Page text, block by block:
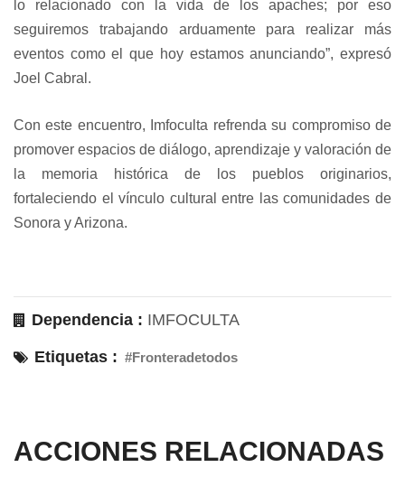
lo relacionado con la vida de los apaches; por eso
seguiremos trabajando arduamente para realizar más
eventos como el que hoy estamos anunciando”, expresó
Joel Cabral.
Con este encuentro, Imfoculta refrenda su compromiso de
promover espacios de diálogo, aprendizaje y valoración de
la memoria histórica de los pueblos originarios,
fortaleciendo el vínculo cultural entre las comunidades de
Sonora y Arizona.
Dependencia : IMFOCULTA
Etiquetas : #Fronteradetodos
ACCIONES RELACIONADAS